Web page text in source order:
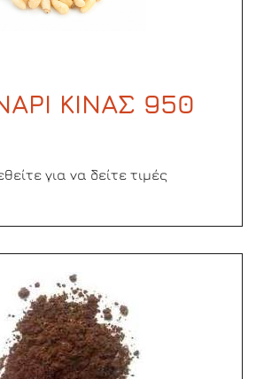
ΚΙΝΑΣ 950
για να δείτε τιμές